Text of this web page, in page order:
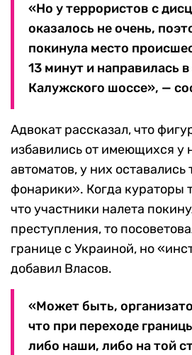
«Но у террористов с
оказалось не очень,
покинула место
13 минут и направилась
Калужского шоссе», —
Адвокат рассказал, что
избавились от имеющихся у
автоматов, у них
фонарики». Когда кураторы
что участники налета
преступления, то
границе с Украиной, но
добавил Власов.
«Может быть,
что при переходе
либо наши, либо на той